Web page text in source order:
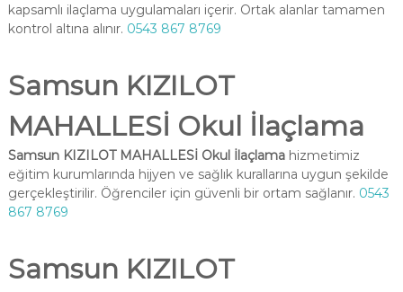
kapsamlı ilaçlama uygulamaları içerir. Ortak alanlar tamamen
kontrol altına alınır. 0543 867 8769
Samsun KIZILOT
MAHALLESİ Okul İlaçlama
Samsun KIZILOT MAHALLESİ Okul İlaçlamahizmetimiz
eğitim kurumlarında hijyen ve sağlık kurallarına uygun şekilde
gerçekleştirilir. Öğrenciler için güvenli bir ortam sağlanır. 0543
867 8769
Samsun KIZILOT